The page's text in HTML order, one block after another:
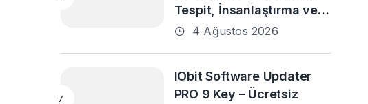
Tespit, İnsanlaştırma ve
Daha Fazlası
4 Ağustos 2026
IObit Software Updater
PRO 9 Key – Ücretsiz